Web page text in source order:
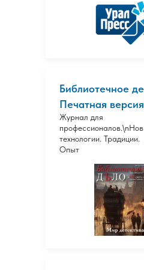
Библиотечное
Печатная версия
Журнал для
технологии. Традиции.
Опыт